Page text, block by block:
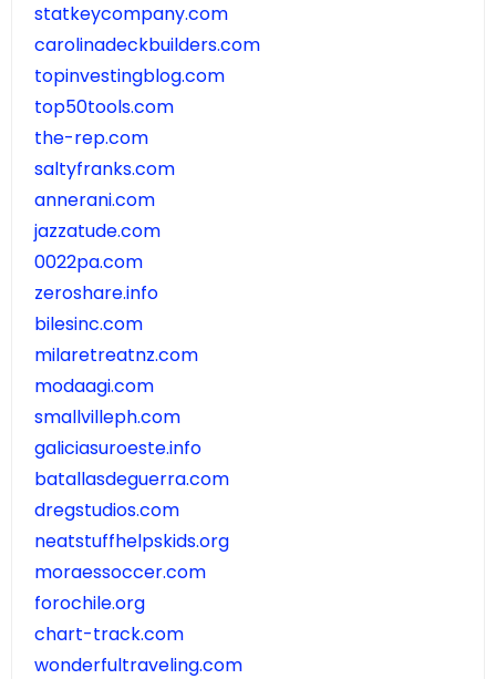
statkeycompany.com
carolinadeckbuilders.com
topinvestingblog.com
top50tools.com
the-rep.com
saltyfranks.com
annerani.com
jazzatude.com
0022pa.com
zeroshare.info
bilesinc.com
milaretreatnz.com
modaagi.com
smallvilleph.com
galiciasuroeste.info
batallasdeguerra.com
dregstudios.com
neatstuffhelpskids.org
moraessoccer.com
forochile.org
chart-track.com
wonderfultraveling.com